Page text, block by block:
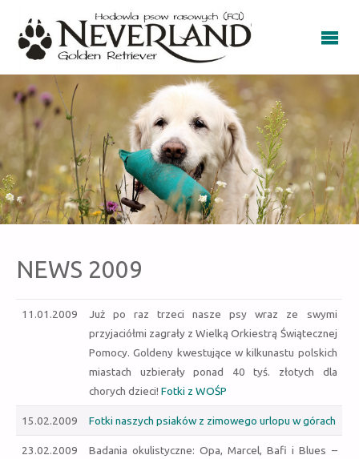
NEWS 2009
11.01.2009
Już po raz trzeci nasze psy wraz ze swymi
przyjaciółmi zagrały z Wielką Orkiestrą Świątecznej
Pomocy. Goldeny kwestujące w kilkunastu polskich
miastach uzbierały ponad 40 tyś. złotych dla
chorych dzieci! Fotki z WOŚP
15.02.2009 Fotki naszych psiaków z zimowego urlopu w górach
23.02.2009
Badania okulistyczne: Opa, Marcel, Bafi i Blues –